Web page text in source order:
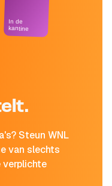
Steun WNL
van slechts
In de
kantine